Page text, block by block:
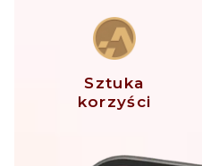
Sztuka
korzyści